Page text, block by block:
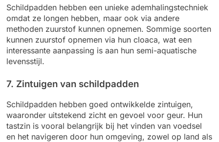
Schildpadden hebben een unieke ademhalingstechniek
omdat ze longen hebben, maar ook via andere
methoden zuurstof kunnen opnemen. Sommige soorten
kunnen zuurstof opnemen via hun cloaca, wat een
interessante aanpassing is aan hun semi-aquatische
levensstijl.
7. Zintuigen van schildpadden
Schildpadden hebben goed ontwikkelde zintuigen,
waaronder uitstekend zicht en gevoel voor geur. Hun
tastzin is vooral belangrijk bij het vinden van voedsel
en het navigeren door hun omgeving, zowel op land als